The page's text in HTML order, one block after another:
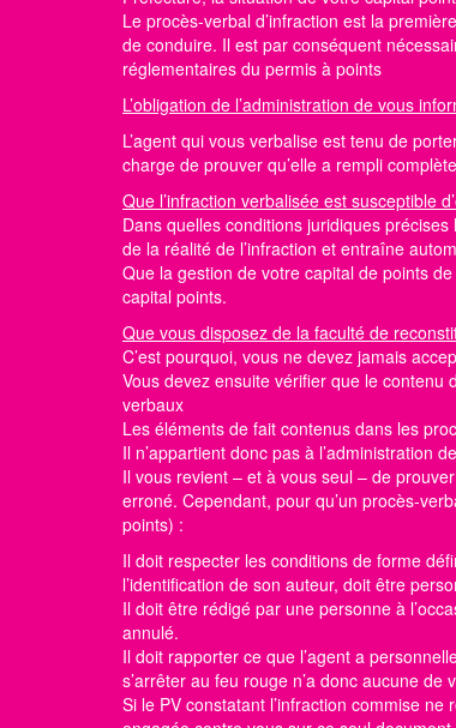
Le procès-verbal d’infraction est la
de conduire. Il est par conséquent
réglementaires du permis à points
L’obligation de l’administration de vous
L’agent qui vous verbalise est tenu de
charge de prouver qu’elle a rempli
Que l’infraction verbalisée est susceptible
Dans quelles conditions juridiques précises
de la réalité de l’infraction et entraîne
Que la gestion de votre capital de points
capital points.
Que vous disposez de la faculté de
C’est pourquoi, vous ne devez jamais
Vous devez ensuite vérifier que le contenu
verbaux
Les éléments de fait contenus dans les
Il n’appartient donc pas à l’administration
Il vous revient – et à vous seul – de
erroné. Cependant, pour qu’un procès-
points) :
Il doit respecter les conditions de forme
l’identification de son auteur, doit être
Il doit être rédigé par une personne à
annulé.
Il doit rapporter ce que l’agent a
s’arrêter au feu rouge n’a donc aucune de
Si le PV constatant l’infraction commise